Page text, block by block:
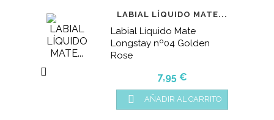

LABIAL LÍQUIDO MATE...
Labial Líquido Mate
Longstay nº04 Golden
Rose
Precio
7,95 €
 AÑADIR AL CARRITO